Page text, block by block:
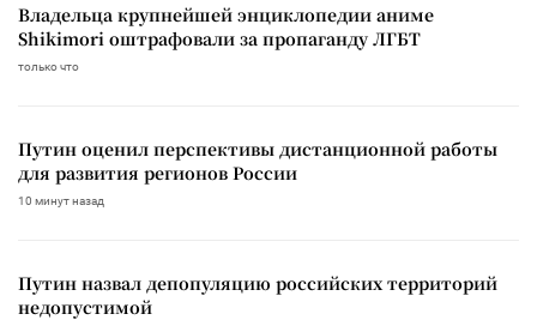
Владельца крупнейшей энциклопедии аниме
Shikimori оштрафовали за пропаганду ЛГБТ
только что
Путин оценил перспективы дистанционной работы
для развития регионов России
10 минут назад
Путин назвал депопуляцию российских территорий
недопустимой